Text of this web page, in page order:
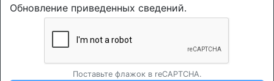
Обновление приведенных сведений.
Поставьте флажок в reCAPTCHA.